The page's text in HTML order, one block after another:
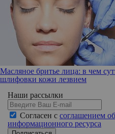
Масляное бритье лица: в чем
шлифовки кожи лезвием
Наши рассылки
Согласен с соглашением
информационного ресурса